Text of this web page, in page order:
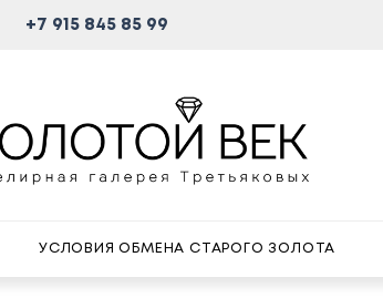
+7 915 845 85 99
УСЛОВИЯ ОБМЕНА СТАРОГО ЗОЛОТА